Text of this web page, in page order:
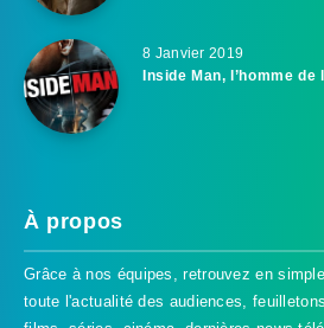
8 Janvier 2019
Inside Man, l’homme de
À propos
Grâce à nos équipes, retrouvez en
toute l'actualité des audiences,